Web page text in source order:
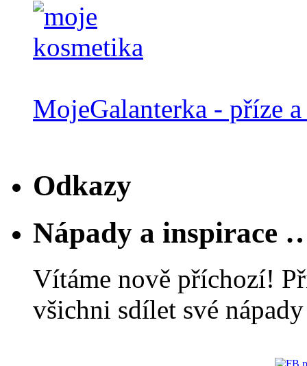
MojeGalanterka - příze
Odkazy
Nápady a inspirace
Vítáme nově příchozí!
všichni sdílet své